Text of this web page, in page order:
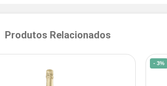
Produtos Relacionados
- 3%